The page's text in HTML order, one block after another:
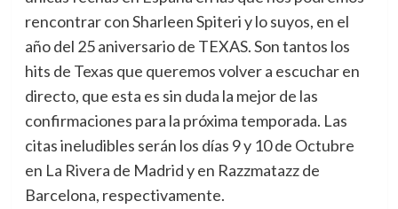
rencontrar con Sharleen Spiteri y lo suyos, en el
año del 25 aniversario de TEXAS. Son tantos los
hits de Texas que queremos volver a escuchar en
directo, que esta es sin duda la mejor de las
confirmaciones para la próxima temporada. Las
citas ineludibles serán los días 9 y 10 de Octubre
en La Rivera de Madrid y en Razzmatazz de
Barcelona, respectivamente.